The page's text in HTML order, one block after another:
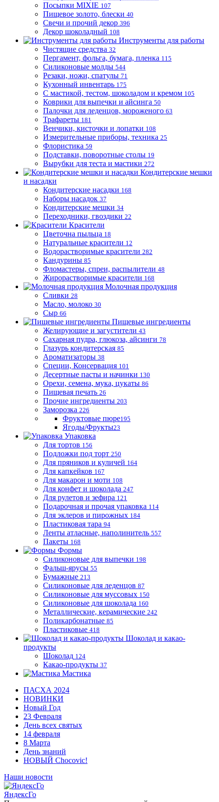
Посыпки MIXIE 107
Пищевое золото, блески 40
Свечи и прочий декор 396
Декор шоколадный 108
Инструменты для работы
Чистящие средства 32
Пергамент, фольга, бумага, пленка 115
Силиконовые молды 544
Резаки, ножи, спатулы 71
Кухонный инвентарь 175
С мастикой, тестом, шоколадом и кремом 105
Коврики для выпечки и айсинга 50
Палочки для леденцов, мороженого 63
Трафареты 181
Венчики, кисточки и лопатки 108
Измерительные приборы, техника 25
Флористика 59
Подставки, поворотные столы 19
Вырубки для теста и мастики 272
Кондитерские мешки
и насадки
Кондитерские насадки 168
Наборы насадок 37
Кондитерские мешки 34
Переходники, гвоздики 22
Красители
Цветочна пыльца 18
Натуральные красители 12
Водорастворимые красители 282
Кандурины 85
Фломастеры, спреи, распылители 48
Жирорастворимые красители 168
Молочная продукция
Сливки 28
Масло, молоко 30
Сыр 66
Пищевые ингредиенты
Желирующие и загустители 43
Сахарная пудра, глюкоза, айсинги 78
Глазурь кондитерская 85
Ароматизаторы 38
Специи, Консервация 101
Десертные пасты и начинки 130
Орехи, семена, мука, цукаты 86
Пищевая печать 26
Прочие ингредиенты 203
Заморозка 226
Фруктовые пюре195
Ягоды/Фрукты23
Упаковка
Для тортов 156
Подложки под торт 250
Для пряников и куличей 164
Для капкейков 167
Для макарон и моти 108
Для конфет и шоколада 247
Для рулетов и зефира 121
Подарочная и прочая упаковка 114
Для эклеров и пирожных 184
Пластиковая тара 94
Ленты атласные, наполинитель 557
Пакеты 168
Формы
Силиконовые для выпечки 198
Фальш-ярусы 55
Бумажные 213
Силиконовые для леденцов 87
Силиконовые для муссовых 150
Силиконовые для шоколада 160
Металлические, керамические 242
Поликарбонатные 85
Пластиковые 418
Шоколад и какао-
продукты
Шоколад 124
Какао-продукты 37
Мастика
ПАСХА 2024
НОВИНКИ
Новый Год
23 Февраля
День всех святых
14 февраля
8 Марта
День знаний
НОВЫЙ Chocovic!
Наши новости
ЯндексГо